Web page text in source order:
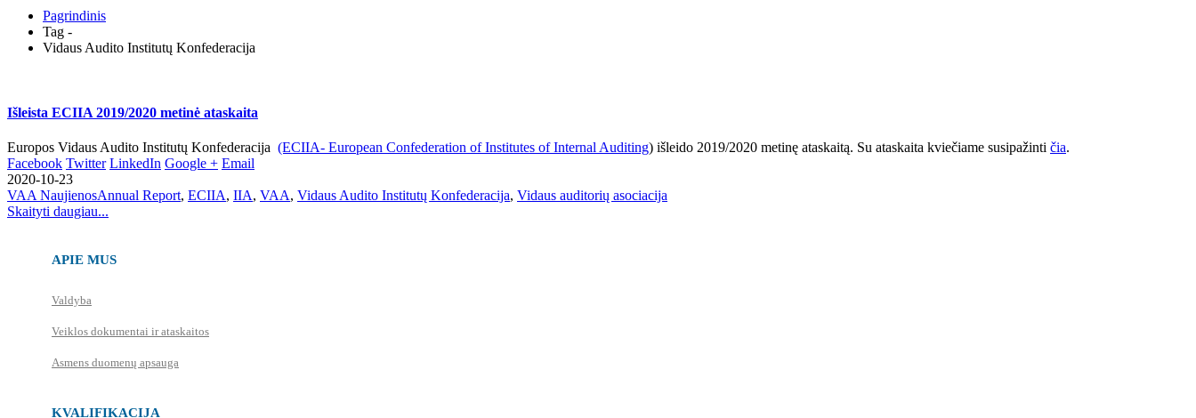
Pagrindinis
Tag -
Vidaus Audito Institutų Konfederacija
Išleista ECIIA 2019/2020 metinė ataskaita
Europos Vidaus Audito Institutų Konfederacija (ECIIA- European Confederation of Institutes of Internal Auditing) išleido 2019/2020 metinę ataskaitą. Su ataskaita kviečiame susipažinti čia.
Facebook Twitter LinkedIn Google + Email
2020-10-23
VAA NaujienosAnnual Report, ECIIA, IIA, VAA, Vidaus Audito Institutų Konfederacija, Vidaus auditorių asociacija
Skaityti daugiau...
APIE MUS
Valdyba
Veiklos dokumentai ir ataskaitos
Asmens duomenų apsauga
KVALIFIKACIJA